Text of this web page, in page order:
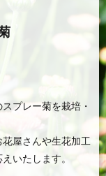
プレー菊を栽培・
屋さんや生花加工
いたします。